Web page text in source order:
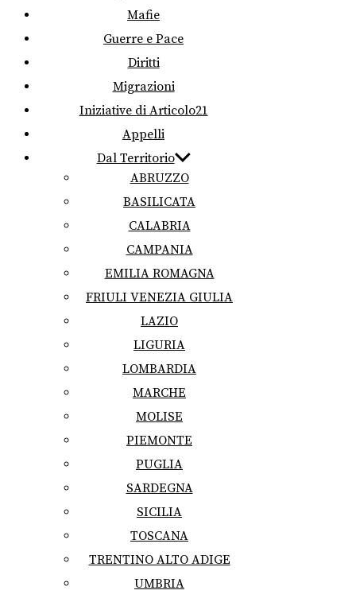
Mafie
Guerre e Pace
Diritti
Migrazioni
Iniziative di Articolo21
Appelli
Dal Territorio
ABRUZZO
BASILICATA
CALABRIA
CAMPANIA
EMILIA ROMAGNA
FRIULI VENEZIA GIULIA
LAZIO
LIGURIA
LOMBARDIA
MARCHE
MOLISE
PIEMONTE
PUGLIA
SARDEGNA
SICILIA
TOSCANA
TRENTINO ALTO ADIGE
UMBRIA